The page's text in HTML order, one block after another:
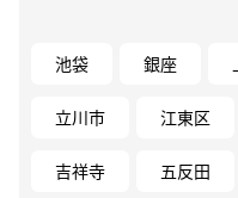
池袋 銀座
立川市 江東区
吉祥寺 五反田